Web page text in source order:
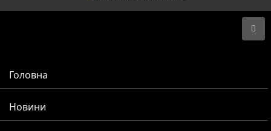
Головна
Новини